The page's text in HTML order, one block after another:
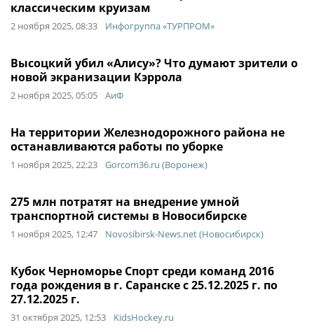
классическим круизам
2 ноября 2025, 08:33 Инфогруппа «ТУРПРОМ»
Высоцкий убил «Алису»? Что думают зрители о
новой экранизации Кэррола
2 ноября 2025, 05:05 АиФ
На территории Железнодорожного района не
останавливаются работы по уборке
1 ноября 2025, 22:23 Gorcom36.ru (Воронеж)
275 млн потратят на внедрение умной
транспортной системы в Новосибирске
1 ноября 2025, 12:47 Novosibirsk-News.net (Новосибирск)
Кубок Черноморье Спорт среди команд 2016
года рождения в г. Саранске с 25.12.2025 г. по
27.12.2025 г.
31 октября 2025, 12:53 KidsHockey.ru